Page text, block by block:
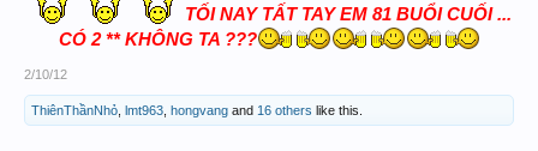
TỐI NAY TẤT TAY EM 81 BUỔI CUỐI ...
CÓ 2 ** KHÔNG TA ???
2/10/12
ThiênThầnNhỏ lmt963 hongvang and 16 others like this.